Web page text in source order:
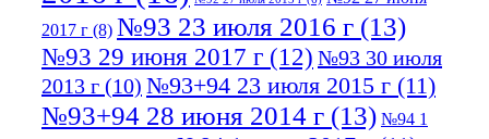
2017 г (8) №93 23 июля 2016 г (13)
№93 29 июня 2017 г (12) №93 30 июля
2013 г (10) №93+94 23 июля 2015 г (11)
№93+94 28 июня 2014 г (13) №94 1